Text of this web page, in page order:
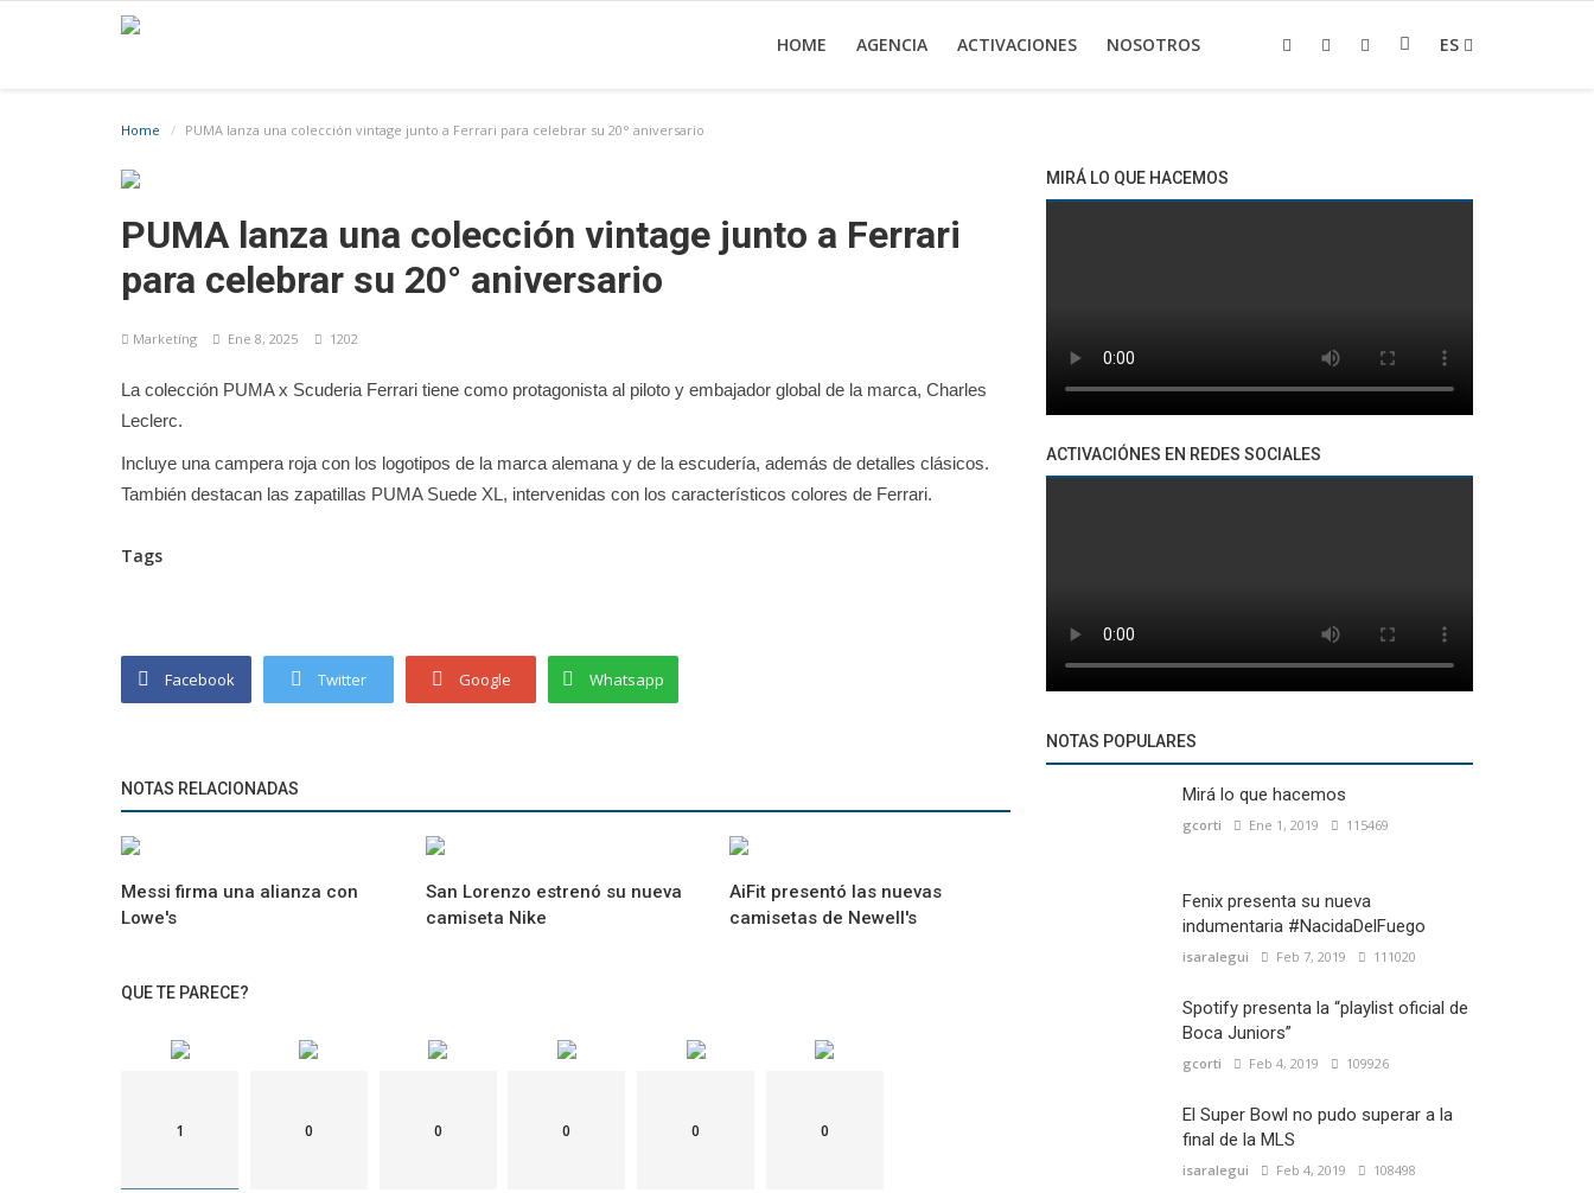
HOME AGENCIA ACTIVACIONES NOSOTROS ES
Home PUMA lanza una colección vintage junto a Ferrari para celebrar su 20° aniversario
PUMA lanza una colección vintage junto a Ferrari
para celebrar su 20° aniversario
Marketíng Ene 8, 2025 1202
La colección PUMA x Scuderia Ferrari tiene como protagonista al piloto y embajador global de la marca, Charles
Leclerc.
Incluye una campera roja con los logotipos de la marca alemana y de la escudería, además de detalles clásicos.
También destacan las zapatillas PUMA Suede XL, intervenidas con los característicos colores de Ferrari.
Tags
Facebook Twitter Google Whatsapp
NOTAS RELACIONADAS
Messi firma una alianza con
Lowe's
San Lorenzo estrenó su nueva
camiseta Nike
AiFit presentó las nuevas
camisetas de Newell's
QUE TE PARECE?
1 0 0 0 0 0
MIRÁ LO QUE HACEMOS
ACTIVACIÓNES EN REDES SOCIALES
NOTAS POPULARES
Mirá lo que hacemos
gcorti Ene 1, 2019 115469
Fenix presenta su nueva
indumentaria #NacidaDelFuego
isaralegui Feb 7, 2019 111020
Spotify presenta la “playlist oficial de
Boca Juniors”
gcorti Feb 4, 2019 109926
El Super Bowl no pudo superar a la
final de la MLS
isaralegui Feb 4, 2019 108498